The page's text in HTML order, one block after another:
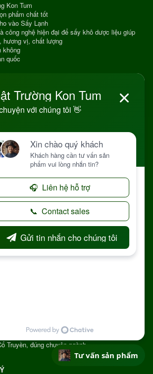
Kon Tum
phẩm chất tốt
vào Sấy Lạnh
công nghệ hiện đại để sấy khô dược liệu giúp
hương vị, chất lượng
không
quốc
MỖI ĐƠN HÀNG
từ năm 2013 với Slogan "Vạn Chữ Tín Triệu
giá cao và nhận sự tin tưởng
đơn hàng
Truyền, đúng chuyên ngành
Tư vấn sản phẩm